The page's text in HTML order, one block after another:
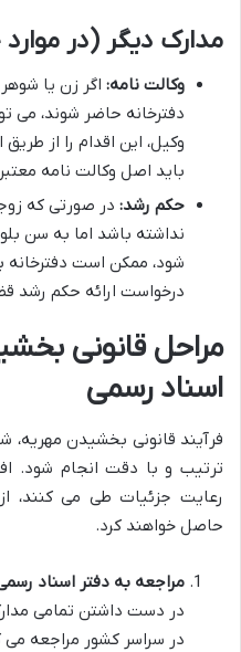
مدارک دیگر (در
وکالت نامه: اگر زن یا
دفترخانه حاضر شوند، می
وکیل، این اقدام را از
باید اصل وکالت نامه
حکم رشد:
نداشته باشد اما به سن
شود، ممکن است دفترخانه
درخواست ارائه حکم رشد
مراحل قانونی
اسناد رسمی
فرآیند قانونی بخشیدن
ترتیب و با دقت انجام شود.
رعایت جزئیات طی می کنند،
حاصل خواهند کرد.
مراجعه به دفتر اسناد
در دست داشتن تمامی
در سراسر کشور مراجعه می